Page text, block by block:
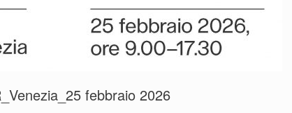
febbraio 2026